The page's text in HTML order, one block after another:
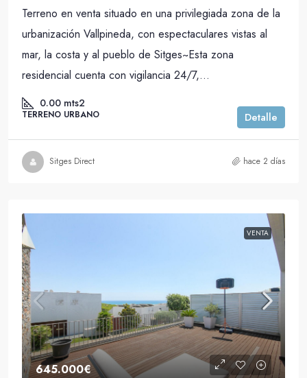
Terreno en venta situado en una privilegiada zona de la
urbanización Vallpineda, con espectaculares vistas al
mar, la costa y al pueblo de Sitges~Esta zona
residencial cuenta con vigilancia 24/7,...
0.00 mts2
TERRENO URBANO Detalle
Sitges Direct hace 2 días
VENTA
645.000€